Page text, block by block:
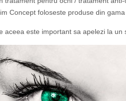
Concept foloseste produse din
aceea este important sa apelezi la